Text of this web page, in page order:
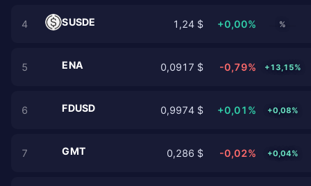
4 SUSDE 1,24 $ +0,00% %
5 ENA 0,0917 $ -0,79% +13,15%
6 FDUSD 0,9974 $ +0,01% +0,08%
7 GMT 0,286 $ -0,02% +0,04%